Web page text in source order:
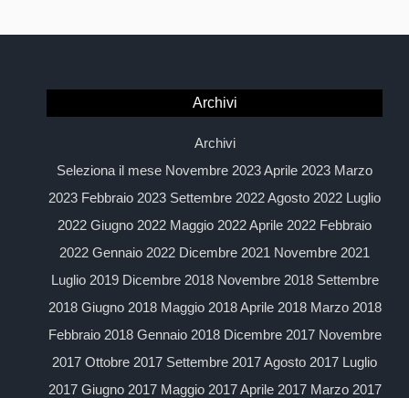
Archivi
Archivi
Seleziona il mese Novembre 2023 Aprile 2023 Marzo
2023 Febbraio 2023 Settembre 2022 Agosto 2022 Luglio
2022 Giugno 2022 Maggio 2022 Aprile 2022 Febbraio
2022 Gennaio 2022 Dicembre 2021 Novembre 2021
Luglio 2019 Dicembre 2018 Novembre 2018 Settembre
2018 Giugno 2018 Maggio 2018 Aprile 2018 Marzo 2018
Febbraio 2018 Gennaio 2018 Dicembre 2017 Novembre
2017 Ottobre 2017 Settembre 2017 Agosto 2017 Luglio
2017 Giugno 2017 Maggio 2017 Aprile 2017 Marzo 2017